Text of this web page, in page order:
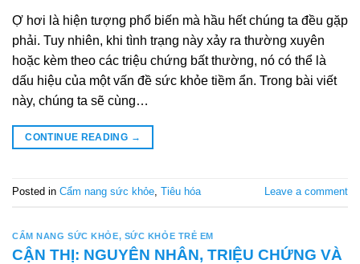
Ợ hơi là hiện tượng phổ biến mà hầu hết chúng ta đều gặp
phải. Tuy nhiên, khi tình trạng này xảy ra thường xuyên
hoặc kèm theo các triệu chứng bất thường, nó có thể là
dấu hiệu của một vấn đề sức khỏe tiềm ẩn. Trong bài viết
này, chúng ta sẽ cùng…
CONTINUE READING →
Posted in Cẩm nang sức khỏe, Tiêu hóa Leave a comment
CẨM NANG SỨC KHỎE, SỨC KHỎE TRẺ EM
CẬN THỊ: NGUYÊN NHÂN, TRIỆU CHỨNG VÀ